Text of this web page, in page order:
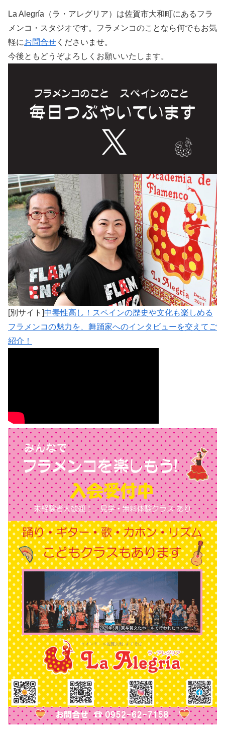
La Alegría（ラ・アレグリア）は佐賀市大和町にあるフラ
メンコ・スタジオです。フラメンコのことなら何でもお気
軽にお問合せ くださいませ。
今後ともどうぞよろしくお願いいたします。
[別サイト]中毒性高し！スペインの歴史や文化も楽しめる
フラメンコの魅力を、舞踊家へのインタビューを交えてご
紹介！